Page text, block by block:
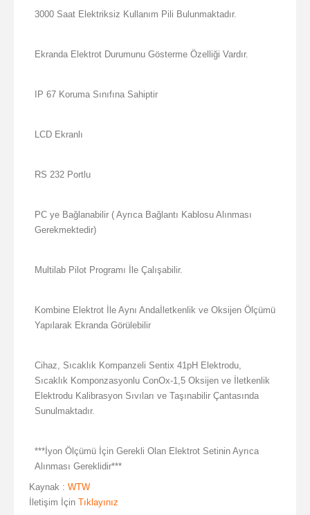
3000 Saat Elektriksiz Kullanım Pili Bulunmaktadır.
Ekranda Elektrot Durumunu Gösterme Özelliği Vardır.
IP 67 Koruma Sınıfına Sahiptir
LCD Ekranlı
RS 232 Portlu
PC ye Bağlanabilir ( Ayrıca Bağlantı Kablosu Alınması
Gerekmektedir)
Multilab Pilot Programı İle Çalışabilir.
Kombine Elektrot İle Aynı Andaİletkenlik ve Oksijen Ölçümü
Yapılarak Ekranda Görülebilir
Cihaz, Sıcaklık Kompanzeli Sentix 41pH Elektrodu,
Sıcaklık Komponzasyonlu ConOx-1,5 Oksijen ve İletkenlik
Elektrodu Kalibrasyon Sıvıları ve Taşınabilir Çantasında
Sunulmaktadır.
***İyon Ölçümü İçin Gerekli Olan Elektrot Setinin Ayrıca
Alınması Gereklidir***
Kaynak : WTW
İletişim İçin Tıklayınız